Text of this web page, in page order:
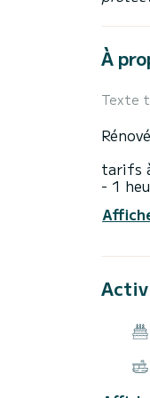
À
Texte
tarifs
- 1
- 3
- 5
- 7
-